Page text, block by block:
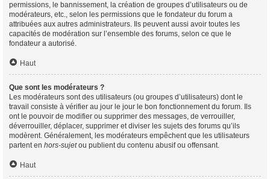
permissions, le bannissement, la création de groupes d’utilisateurs ou de
modérateurs, etc., selon les permissions que le fondateur du forum a
attribuées aux autres administrateurs. Ils peuvent aussi avoir toutes les
capacités de modération sur l’ensemble des forums, selon ce que le
fondateur a autorisé.
Haut
Que sont les modérateurs ?
Les modérateurs sont des utilisateurs (ou groupes d’utilisateurs) dont le
travail consiste à vérifier au jour le jour le bon fonctionnement du forum. Ils
ont le pouvoir de modifier ou supprimer des messages, de verrouiller,
déverrouiller, déplacer, supprimer et diviser les sujets des forums qu’ils
modèrent. Généralement, les modérateurs empêchent que les utilisateurs
partent en hors-sujetou publient du contenu abusif ou offensant.
Haut